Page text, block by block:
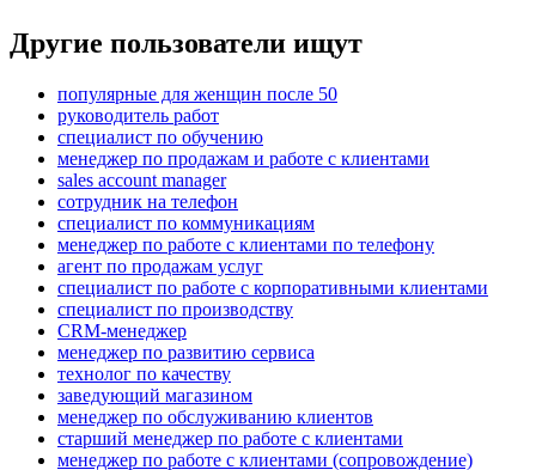
Другие пользователи ищут
популярные для женщин после 50
руководитель работ
специалист по обучению
менеджер по продажам и работе с клиентами
sales account manager
сотрудник на телефон
специалист по коммуникациям
менеджер по работе с клиентами по телефону
агент по продажам услуг
специалист по работе с корпоративными клиентами
специалист по производству
CRM-менеджер
менеджер по развитию сервиса
технолог по качеству
заведующий магазином
менеджер по обслуживанию клиентов
старший менеджер по работе с клиентами
менеджер по работе с клиентами (сопровождение)